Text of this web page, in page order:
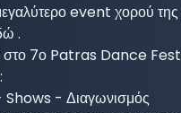
event χορού της
.
στο 7ο Patras Dance
- Διαγωνισμός